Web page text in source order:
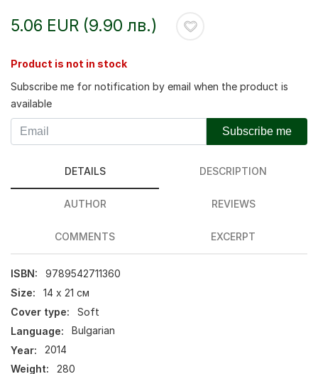
5.06 EUR (9.90 лв.)
Product is not in stock
Subscribe me for notification by email when the product is
available
Subscribe me
DETAILS DESCRIPTION
AUTHOR REVIEWS
COMMENTS EXCERPT
ISBN:
9789542711360
Size:
14 х 21 см
Cover type:
Soft
Language:
Bulgarian
Year:
2014
Weight:
280